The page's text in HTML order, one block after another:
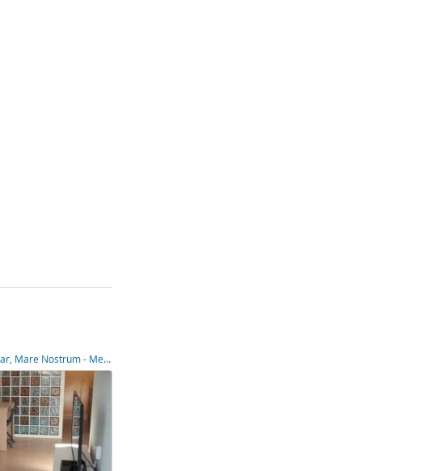
Ático en Calle Virgen del Losar, Mare Nostrum - Mercado, Puerto de Sagunto,